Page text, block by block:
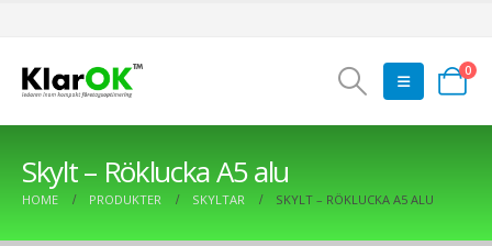
0
Skylt – Röklucka A5 alu
HOME PRODUKTER SKYLTAR SKYLT – RÖKLUCKA A5 ALU